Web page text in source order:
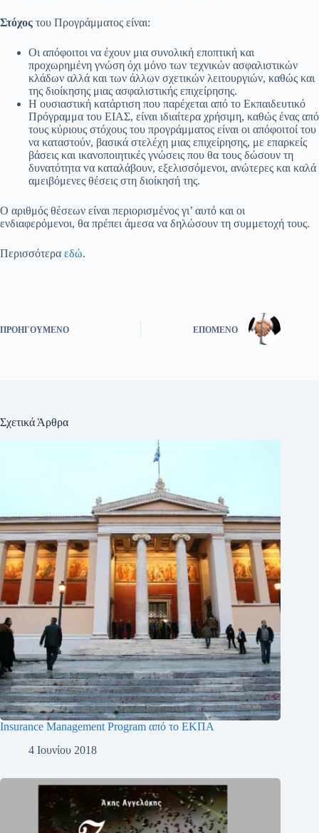
Στόχος του Προγράμματος είναι:
Οι απόφοιτοι να έχουν μια συνολική εποπτική και
προχωρημένη γνώση όχι μόνο των τεχνικών ασφαλιστικών
κλάδων αλλά και των άλλων σχετικών λειτουργιών, καθώς και
της διοίκησης μιας ασφαλιστικής επιχείρησης.
Η ουσιαστική κατάρτιση πoυ παρέχεται από τo Εκπαιδευτικό
Πρόγραμμα τoυ ΕIΑΣ, είναι ιδιαίτερα χρήσιμη, καθώς ένας από
τους κύριους στόχους του προγράμματος είναι οι απόφοιτοί του
να καταστούν, βασικά στελέχη μιας επιχείρησης, με επαρκείς
βάσεις και ικανοποιητικές γνώσεις πoυ θα τους δώσουν τη
δυνατότητα vα καταλάβουν, εξελισσόμενοι, ανώτερες και καλά
αμειβόμενες θέσεις στη διοίκησή της.
Ο αριθμός θέσεων είναι περιορισμένος γι’ αυτό και οι
ενδιαφερόμενοι, θα πρέπει άμεσα να δηλώσουν τη συμμετοχή τους.
Περισσότερα εδώ.
ΠΡΟΗΓΟΎΜΕΝΟ ΕΠΌΜΕΝΟ
Σχετικά Άρθρα
Insurance Management Program από το ΕΚΠΑ
4 Ιουνίου 2018